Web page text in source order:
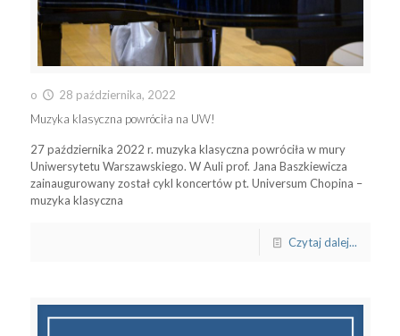
o
28 października, 2022
Muzyka klasyczna powróciła na UW!
27 października 2022 r. muzyka klasyczna powróciła w mury
Uniwersytetu Warszawskiego. W Auli prof. Jana Baszkiewicza
zainaugurowany został cykl koncertów pt. Universum Chopina –
muzyka klasyczna
Czytaj dalej...